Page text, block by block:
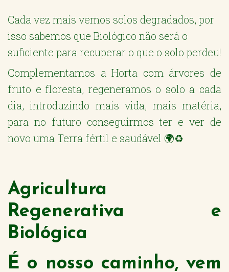
Cada vez mais vemos solos degradados, por
isso sabemos que Biológico não será o
suficiente para recuperar o que o solo perdeu!
Complementamos a Horta com árvores de
fruto e floresta, regeneramos o solo a cada
dia, introduzindo mais vida, mais matéria,
para no futuro conseguirmos ter e ver de
novo uma Terra fértil e saudável 🌍♻️
Agricultura
Regenerativa e
Biológica
É o nosso caminho, vem